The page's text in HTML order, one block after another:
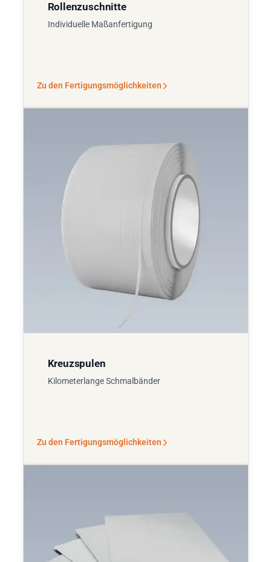
Rollenzuschnitte
Individuelle Maßanfertigung
Zu den Fertigungsmöglichkeiten
Kreuzspulen
Kilometerlange Schmalbänder
Zu den Fertigungsmöglichkeiten